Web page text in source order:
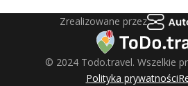
Zrealizowane przez
© 2024 Todo.travel. Wszelkie
Polityka prywatności